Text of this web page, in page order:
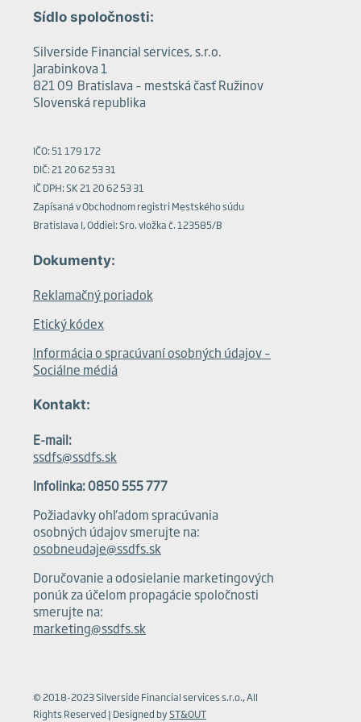
Sídlo spoločnosti:
Silverside Financial services, s.r.o.
Jarabinkova 1
821 09 Bratislava – mestská časť Ružinov
Slovenská republika
IČO: 51 179 172
DIČ: 21 20 62 53 31
IČ DPH: SK 21 20 62 53 31
Zapísaná v Obchodnom registri Mestského súdu
Bratislava I, Oddiel: Sro. vložka č. 123585/B
Dokumenty:
Reklamačný poriadok
Etický kódex
Informácia o spracúvaní osobných údajov –
Sociálne médiá
Kontakt:
E-mail:
ssdfs@ssdfs.sk
Infolinka: 0850 555 777
Požiadavky ohľadom spracúvania
osobných údajov smerujte na:
osobneudaje@ssdfs.sk
Doručovanie a odosielanie marketingových
ponúk za účelom propagácie spoločnosti
smerujte na:
marketing@ssdfs.sk
© 2018-2023 Silverside Financial services s.r.o., All
Rights Reserved | Designed byST&OUT